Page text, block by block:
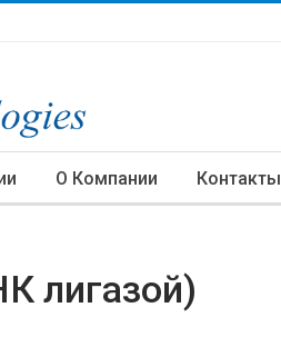
О Компании Контакты
лигазой)